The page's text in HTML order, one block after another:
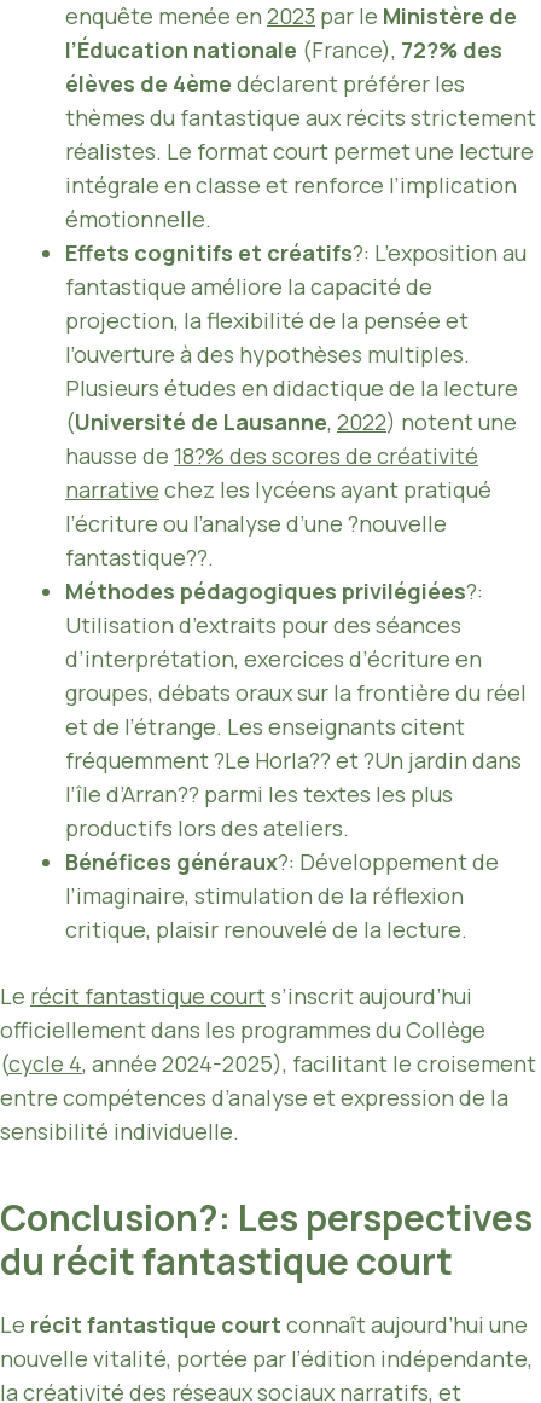
enquête menée en 2023 par le Ministère de
l’Éducation nationale (France), 72?% des
élèves de 4ème déclarent préférer les
thèmes du fantastique aux récits strictement
réalistes. Le format court permet une lecture
intégrale en classe et renforce l’implication
émotionnelle.
Effets cognitifs et créatifs?: L’exposition au
fantastique améliore la capacité de
projection, la flexibilité de la pensée et
l’ouverture à des hypothèses multiples.
Plusieurs études en didactique de la lecture
(Université de Lausanne, 2022) notent une
hausse de 18?% des scores de créativité
narrative chez les lycéens ayant pratiqué
l’écriture ou l’analyse d’une ?nouvelle
fantastique??.
Méthodes pédagogiques privilégiées?:
Utilisation d’extraits pour des séances
d’interprétation, exercices d’écriture en
groupes, débats oraux sur la frontière du réel
et de l’étrange. Les enseignants citent
fréquemment ?Le Horla?? et ?Un jardin dans
l’île d’Arran?? parmi les textes les plus
productifs lors des ateliers.
Bénéfices généraux?: Développement de
l’imaginaire, stimulation de la réflexion
critique, plaisir renouvelé de la lecture.
Le récit fantastique courts’inscrit aujourd’hui
officiellement dans les programmes du Collège
(cycle 4, année 2024-2025), facilitant le croisement
entre compétences d’analyse et expression de la
sensibilité individuelle.
Conclusion?: Les perspectives
du récit fantastique court
Le récit fantastique court connaît aujourd’hui une
nouvelle vitalité, portée par l’édition indépendante,
la créativité des réseaux sociaux narratifs, et